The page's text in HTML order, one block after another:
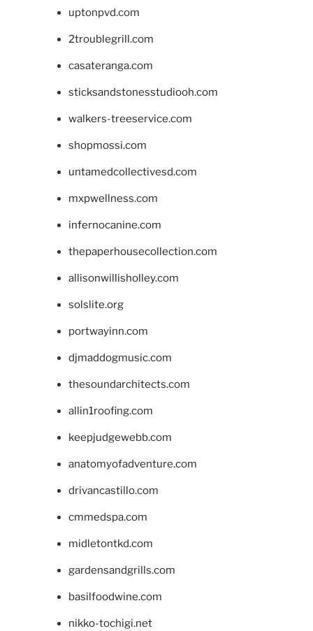
uptonpvd.com
2troublegrill.com
casateranga.com
sticksandstonesstudiooh.com
walkers-treeservice.com
shopmossi.com
untamedcollectivesd.com
mxpwellness.com
infernocanine.com
thepaperhousecollection.com
allisonwillisholley.com
solslite.org
portwayinn.com
djmaddogmusic.com
thesoundarchitects.com
allin1roofing.com
keepjudgewebb.com
anatomyofadventure.com
drivancastillo.com
cmmedspa.com
midletontkd.com
gardensandgrills.com
basilfoodwine.com
nikko-tochigi.net